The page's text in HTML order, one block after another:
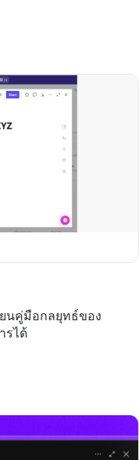
นคู่มือกลยุทธ์ของ
รได้